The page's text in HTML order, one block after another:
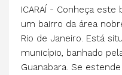
ICARAÍ - Conheça
um bairro da área
Rio de Janeiro. Está
município, banhado
Guanabara. Se